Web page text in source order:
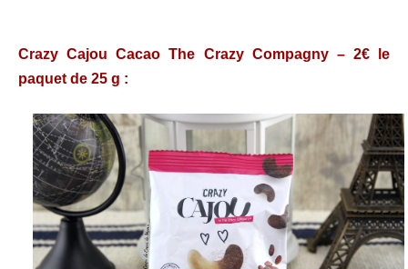
Crazy Cajou Cacao The Crazy Compagny – 2€ le
paquet de 25 g :